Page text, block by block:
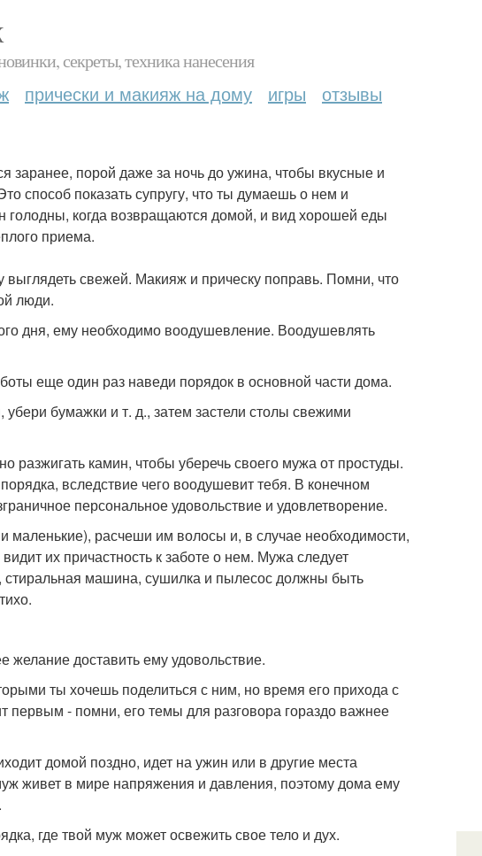
секреты, техника нанесения
прически и макияж на дому игры отзывы
заранее, порой даже за ночь до ужина, чтобы вкусные и
способ показать супругу, что ты думаешь о нем и
голодны, когда возвращаются домой, и вид хорошей еды
приема.
выглядеть свежей. Макияж и прическу поправь. Помни, что
люди.
дня, ему необходимо воодушевление. Воодушевлять
еще один раз наведи порядок в основной части дома.
бумажки и т. д., затем застели столы свежими
камин, чтобы уберечь своего мужа от простуды.
вследствие чего воодушевит тебя. В конечном
персональное удовольствие и удовлетворение.
маленькие), расчеши им волосы и, в случае необходимости,
их причастность к заботе о нем. Мужа следует
стиральная машина, сушилка и пылесос должны быть
желание доставить ему удовольствие.
ты хочешь поделиться с ним, но время его прихода с
первым - помни, его темы для разговора гораздо важнее
домой поздно, идет на ужин или в другие места
живет в мире напряжения и давления, поэтому дома ему
где твой муж может освежить свое тело и дух.